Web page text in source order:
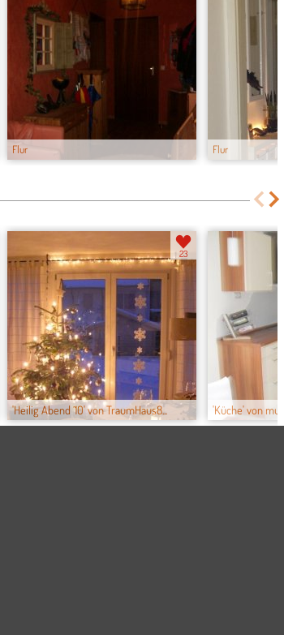
Flur Flur
'Heilig Abend ´10' von TraumHaus8...
23
'Küche' von